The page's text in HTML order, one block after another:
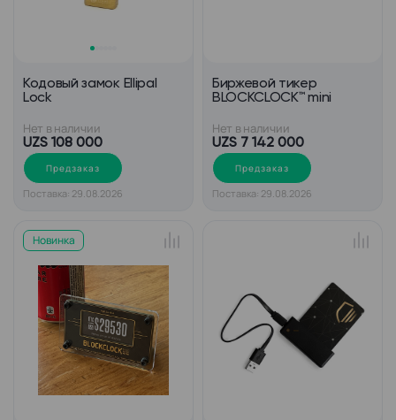
Кодовый замок Ellipal
Lock
Нет в наличии
UZS 108 000
Предзаказ
Поставка: 29.08.2026
Биржевой тикер
BLOCKCLOCK™ mini
Нет в наличии
UZS 7 142 000
Предзаказ
Поставка: 29.08.2026
Новинка